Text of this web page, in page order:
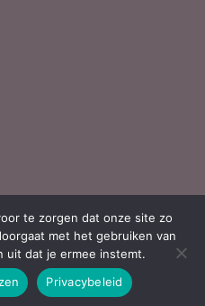
Proud Cosmetics
te zorgen dat onze site zo
met het gebruiken van
uit dat je ermee instemt.
Privacybeleid